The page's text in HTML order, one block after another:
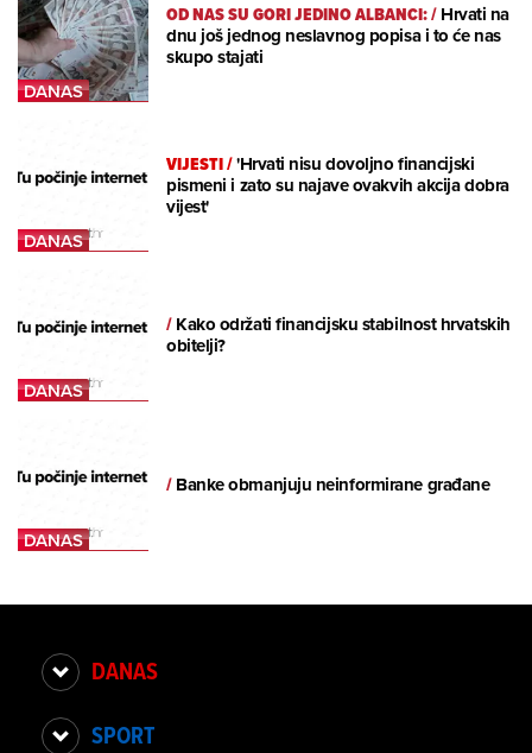
OD NAS SU GORI JEDINO ALBANCI:/Hrvati na
dnu još jednog neslavnog popisa i to će nas
skupo stajati
VIJESTI/'Hrvati nisu dovoljno financijski
pismeni i zato su najave ovakvih akcija dobra
vijest'
/Kako održati financijsku stabilnost hrvatskih
obitelji?
/Banke obmanjuju neinformirane građane
DANAS
SPORT